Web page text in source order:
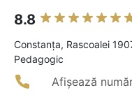
8.8
Constanţa, Rascoalei
Pedagogic
Afișează